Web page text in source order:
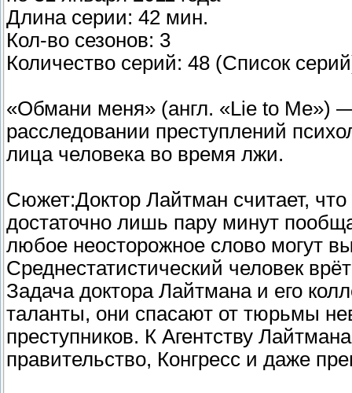
Длина серии: 42 мин.
Кол-во сезонов: 3
Количество серий: 48 (Список
«Обмани меня» (англ. «Lie to Me»)
расследовании преступлений
лица человека во время лжи.
Сюжет:Доктор Лайтман считает,
достаточно лишь пару минут
любое неосторожное слово могут
Среднестатистический человек
Задача доктора Лайтмана и его
таланты, они спасают от тюрьмы
преступников. К Агентству
правительство, Конгресс и даже